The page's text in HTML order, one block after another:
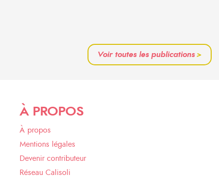
Voir toutes les publications>
À PROPOS
À propos
Mentions légales
Devenir contributeur
Réseau Calisoli